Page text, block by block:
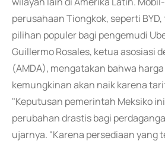
perusahaan Tiongkok, seperti
pilihan populer bagi pengemudi
Guillermo Rosales, ketua asosiasi
(AMDA), mengatakan bahwa
kemungkinan akan naik karena
"Keputusan pemerintah Meksiko
perubahan drastis bagi
ujarnya. "Karena persediaan yang